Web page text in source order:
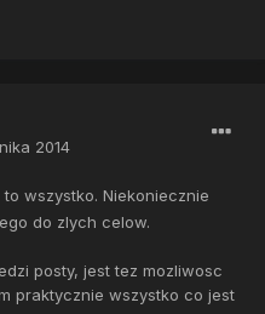
2014
wszystko. Niekoniecznie
do zlych celow.
posty, jest tez mozliwosc
praktycznie wszystko co jest